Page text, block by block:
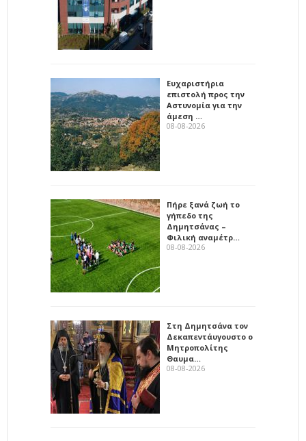
Ευχαριστήρια
επιστολή προς την
Αστυνομία για την
άμεση …
08-08-2026
Πήρε ξανά ζωή το
γήπεδο της
Δημητσάνας –
Φιλική αναμέτρ…
08-08-2026
Στη Δημητσάνα τον
Δεκαπεντάυγουστο ο
Μητροπολίτης
Θαυμα…
08-08-2026